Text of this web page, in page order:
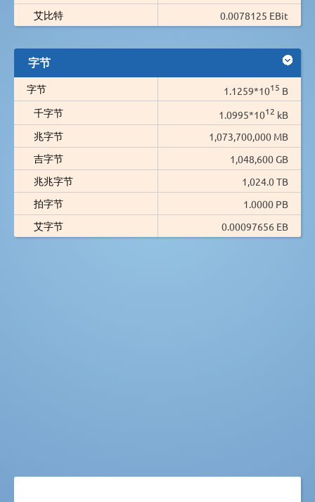
艾比特
0.0078125 EBit
字节
字节 1.1259*1015 B
千字节
1.0995*1012 kB
兆字节
1,073,700,000 MB
吉字节
1,048,600 GB
兆兆字节
1,024.0 TB
拍字节
1.0000 PB
艾字节
0.00097656 EB